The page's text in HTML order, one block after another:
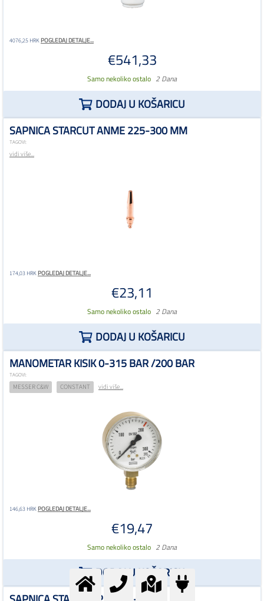
4076,25 HRKPOGLEDAJ DETALJE...
€541,33
Samo nekoliko ostalo 2 Dana
DODAJ U KOŠARICU
SAPNICA STARCUT ANME 225-300 MM
TAGOVI:
vidi više...
174,03 HRKPOGLEDAJ DETALJE...
€23,11
Samo nekoliko ostalo 2 Dana
DODAJ U KOŠARICU
MANOMETAR KISIK 0-315 BAR /200 BAR
TAGOVI:
MESSER C&W CONSTANT vidi više...
146,63 HRKPOGLEDAJ DETALJE...
€19,47
Samo nekoliko ostalo 2 Dana
DODAJ U KOŠARICU